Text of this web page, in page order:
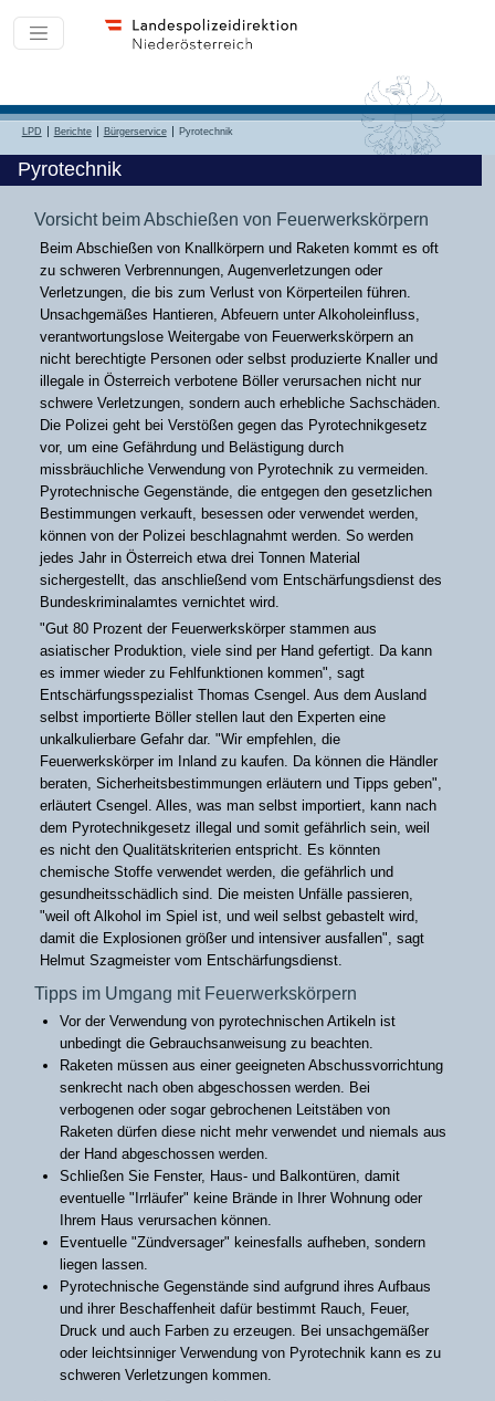
LPD Berichte Bürgerservice Pyrotechnik
Pyrotechnik
Vorsicht beim Abschießen von Feuerwerkskörpern
Beim Abschießen von Knallkörpern und Raketen kommt es oft
zu schweren Verbrennungen, Augenverletzungen oder
Verletzungen, die bis zum Verlust von Körperteilen führen.
Unsachgemäßes Hantieren, Abfeuern unter Alkoholeinfluss,
verantwortungslose Weitergabe von Feuerwerkskörpern an
nicht berechtigte Personen oder selbst produzierte Knaller und
illegale in Österreich verbotene Böller verursachen nicht nur
schwere Verletzungen, sondern auch erhebliche Sachschäden.
Die Polizei geht bei Verstößen gegen das Pyrotechnikgesetz
vor, um eine Gefährdung und Belästigung durch
missbräuchliche Verwendung von Pyrotechnik zu vermeiden.
Pyrotechnische Gegenstände, die entgegen den gesetzlichen
Bestimmungen verkauft, besessen oder verwendet werden,
können von der Polizei beschlagnahmt werden. So werden
jedes Jahr in Österreich etwa drei Tonnen Material
sichergestellt, das anschließend vom Entschärfungsdienst des
Bundeskriminalamtes vernichtet wird.
"Gut 80 Prozent der Feuerwerkskörper stammen aus
asiatischer Produktion, viele sind per Hand gefertigt. Da kann
es immer wieder zu Fehlfunktionen kommen", sagt
Entschärfungsspezialist Thomas Csengel. Aus dem Ausland
selbst importierte Böller stellen laut den Experten eine
unkalkulierbare Gefahr dar. "Wir empfehlen, die
Feuerwerkskörper im Inland zu kaufen. Da können die Händler
beraten, Sicherheitsbestimmungen erläutern und Tipps geben",
erläutert Csengel. Alles, was man selbst importiert, kann nach
dem Pyrotechnikgesetz illegal und somit gefährlich sein, weil
es nicht den Qualitätskriterien entspricht. Es könnten
chemische Stoffe verwendet werden, die gefährlich und
gesundheitsschädlich sind. Die meisten Unfälle passieren,
"weil oft Alkohol im Spiel ist, und weil selbst gebastelt wird,
damit die Explosionen größer und intensiver ausfallen", sagt
Helmut Szagmeister vom Entschärfungsdienst.
Tipps im Umgang mit Feuerwerkskörpern
Vor der Verwendung von pyrotechnischen Artikeln ist
unbedingt die Gebrauchsanweisung zu beachten.
Raketen müssen aus einer geeigneten Abschussvorrichtung
senkrecht nach oben abgeschossen werden. Bei
verbogenen oder sogar gebrochenen Leitstäben von
Raketen dürfen diese nicht mehr verwendet und niemals aus
der Hand abgeschossen werden.
Schließen Sie Fenster, Haus- und Balkontüren, damit
eventuelle "Irrläufer" keine Brände in Ihrer Wohnung oder
Ihrem Haus verursachen können.
Eventuelle "Zündversager" keinesfalls aufheben, sondern
liegen lassen.
Pyrotechnische Gegenstände sind aufgrund ihres Aufbaus
und ihrer Beschaffenheit dafür bestimmt Rauch, Feuer,
Druck und auch Farben zu erzeugen. Bei unsachgemäßer
oder leichtsinniger Verwendung von Pyrotechnik kann es zu
schweren Verletzungen kommen.